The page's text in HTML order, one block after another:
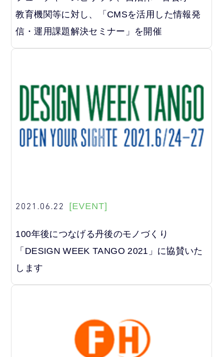
教育機関等に対し、「CMSを活用した情報発
信・運用課題解決セミナー」を開催
2021.06.22 [EVENT]
100年後につなげる丹後のモノづくり
「DESIGN WEEK TANGO 2021」に協賛いた
します